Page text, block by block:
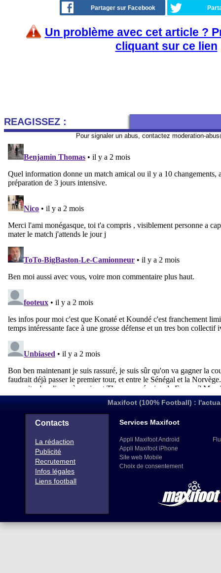
Partager sur Facebook
Un problème avec cet article ?
cliquant sur ce lien
REAGISSEZ :
Pour signaler un abus, contactez moderation-
Maxifoot (100% Football) :
Contacts
La rédaction
Publicité
Recrutement
Infos légales
Liens football
Services Maxifoot
Appli Maxifoot Android
Appli Maxifoot iPhone
Site web Mobile
Choix de consentement